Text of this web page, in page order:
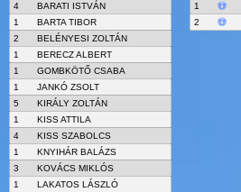
4
BARATI ISTVÁN
1
BARTA TIBOR
2
BELÉNYESI ZOLTÁN
1
BERECZ ALBERT
1
GOMBKÖTŐ CSABA
1
JANKÓ ZSOLT
5
KIRÁLY ZOLTÁN
1
KISS ATTILA
4
KISS SZABOLCS
1
KNYIHÁR BALÁZS
3
KOVÁCS MIKLÓS
1
LAKATOS LÁSZLÓ
1
2